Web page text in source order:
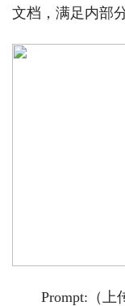
文档，满足内部
Prompt:（上